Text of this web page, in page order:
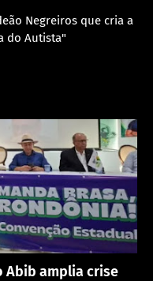
Negreiros que cria a
do Autista"
Abib amplia crise